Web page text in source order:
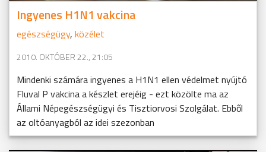
Ingyenes H1N1 vakcina
egészségügy, közélet
2010. OKTÓBER 22., 21:05
Mindenki számára ingyenes a H1N1 ellen védelmet nyújtó
Fluval P vakcina a készlet erejéig - ezt közölte ma az
Állami Népegészségügyi és Tisztiorvosi Szolgálat. Ebből
az oltóanyagból az idei szezonban